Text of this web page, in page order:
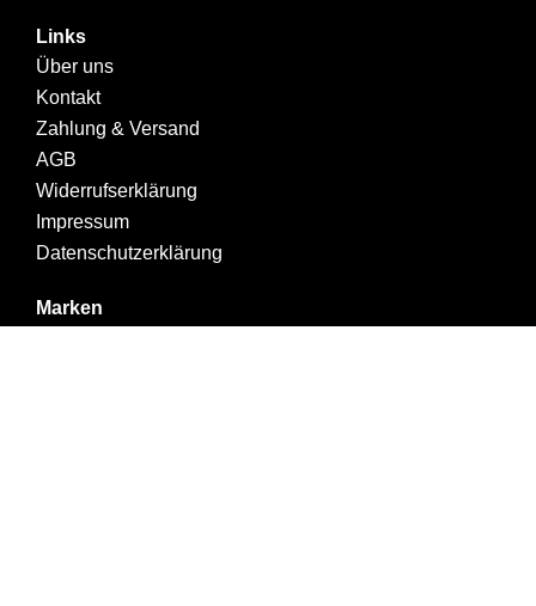
Links
Über uns
Kontakt
Zahlung & Versand
AGB
Widerrufserklärung
Impressum
Datenschutzerklärung
Marken